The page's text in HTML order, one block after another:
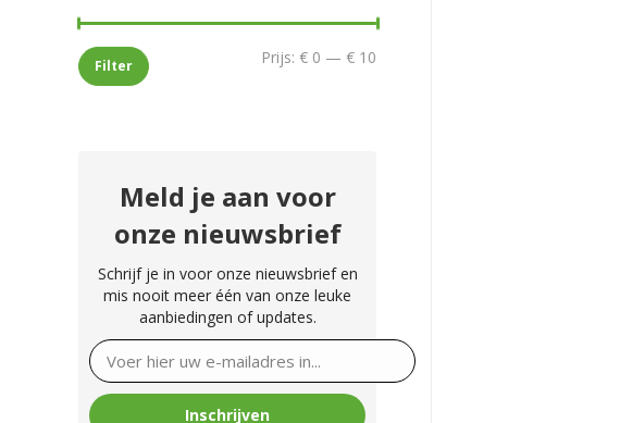
Filter Prijs: € 0 — € 10
Meld je aan voor
onze nieuwsbrief
Schrijf je in voor onze nieuwsbrief en
mis nooit meer één van onze leuke
aanbiedingen of updates.